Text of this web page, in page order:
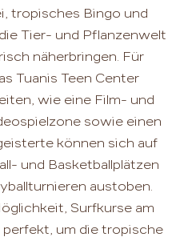
tropisches Bingo und
Tier- und Pflanzenwelt
näherbringen. Für
Tuanis Teen Center
wie eine Film- und
sowie einen
können sich auf
und Basketballplätzen
austoben.
Surfkurse am
perfekt, um die tropische